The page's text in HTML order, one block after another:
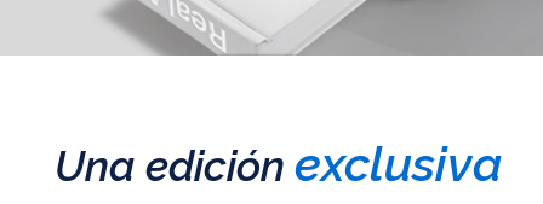
Una edición exclusiva